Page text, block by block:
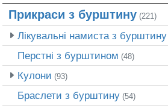
Прикраси з бурштину (221)
Лікувальні намиста з бурштину
Перстні з бурштином (48)
Кулони (93)
Браслети з бурштину (54)